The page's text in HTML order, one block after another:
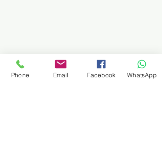
Phone Email Facebook WhatsApp